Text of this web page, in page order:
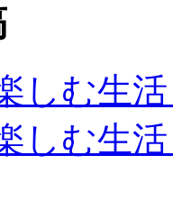
しむ生
しむ生